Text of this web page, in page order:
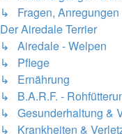
↳ Fragen, Anregungen
Der Airedale Terrier
↳ Airedale - Welpen
↳ Pflege
↳ Ernährung
↳ B.A.R.F. -
↳ Gesunderhaltung &
↳ Krankheiten &